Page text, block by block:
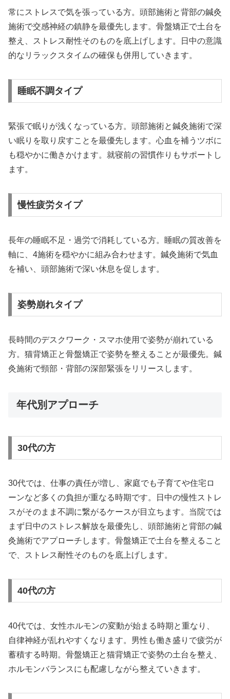
常にストレスで気を張っている方。頭部施術と背部の鍼灸
施術で交感神経の鎮静を最優先します。骨盤矯正で土台を
整え、ストレス耐性そのものを底上げします。日中の意識
的なリラックスタイムの確保も併用していきます。
睡眠不調タイプ
緊張で眠りが浅くなっている方。頭部施術と鍼灸施術で深
い眠りを取り戻すことを最優先します。心血を補うツボに
も穏やかに働きかけます。就寝前の習慣作りもサポートし
ます。
慢性疲労タイプ
長年の睡眠不足・過労で消耗している方。睡眠の質改善を
軸に、4施術を穏やかに組み合わせます。鍼灸施術で気血
を補い、頭部施術で深い休息を促します。
姿勢崩れタイプ
長時間のデスクワーク・スマホ使用で姿勢が崩れている
方。猫背矯正と骨盤矯正で姿勢を整えることが最優先。鍼
灸施術で頸部・背部の深部緊張をリリースします。
年代別アプローチ
30代の方
30代では、仕事の責任が増し、家庭でも子育てや住宅ロ
ーンなど多くの負担が重なる時期です。日中の慢性ストレ
スがそのまま不調に繋がるケースが目立ちます。当院では
まず日中のストレス解放を最優先し、頭部施術と背部の鍼
灸施術でアプローチします。骨盤矯正で土台を整えること
で、ストレス耐性そのものを底上げします。
40代の方
40代では、女性ホルモンの変動が始まる時期と重なり、
自律神経が乱れやすくなります。男性も働き盛りで疲労が
蓄積する時期。骨盤矯正と猫背矯正で姿勢の土台を整え、
ホルモンバランスにも配慮しながら整えていきます。